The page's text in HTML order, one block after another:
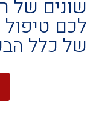
שונים של
לכם
של כלל